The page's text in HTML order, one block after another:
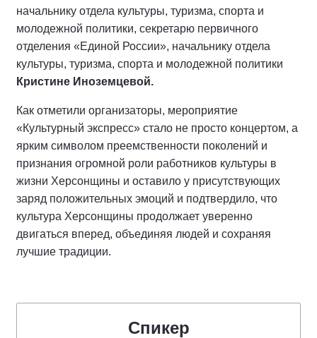
начальнику отдела культуры, туризма, спорта и
молодежной политики, секретарю первичного
отделения «Единой России», начальнику отдела
культуры, туризма, спорта и молодежной политики
Кристине Иноземцевой.
Как отметили организаторы, мероприятие
«Культурный экспресс» стало не просто концертом, а
ярким символом преемственности поколений и
признания огромной роли работников культуры в
жизни Херсонщины и оставило у присутствующих
заряд положительных эмоций и подтвердило, что
культура Херсонщины продолжает уверенно
двигаться вперед, объединяя людей и сохраняя
лучшие традиции.
Спикер